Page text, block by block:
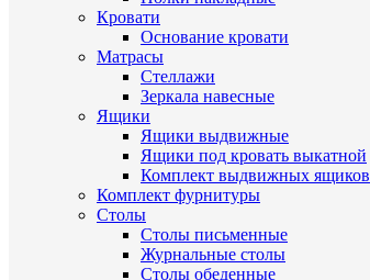
Кровати
Основание кровати
Матрасы
Стеллажи
Зеркала навесные
Ящики
Ящики выдвижные
Ящики под кровать выкатной
Комплект выдвижных ящиков
Комплект фурнитуры
Столы
Столы письменные
Журнальные cтолы
Столы обеденные